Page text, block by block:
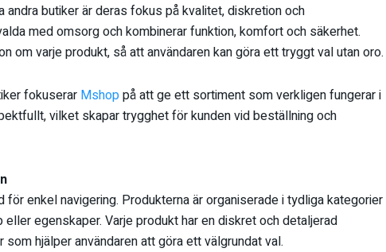
andra butiker är deras fokus på kvalitet, diskretion och
med omsorg och kombinerar funktion, komfort och säkerhet.
om varje produkt, så att användaren kan göra ett tryggt val utan oro.
fokuserar Mshoppå att ge ett sortiment som verkligen fungerar i
vilket skapar trygghet för kunden vid beställning och
för enkel navigering. Produkterna är organiserade i tydliga kategorier
egenskaper. Varje produkt har en diskret och detaljerad
hjälper användaren att göra ett välgrundat val.